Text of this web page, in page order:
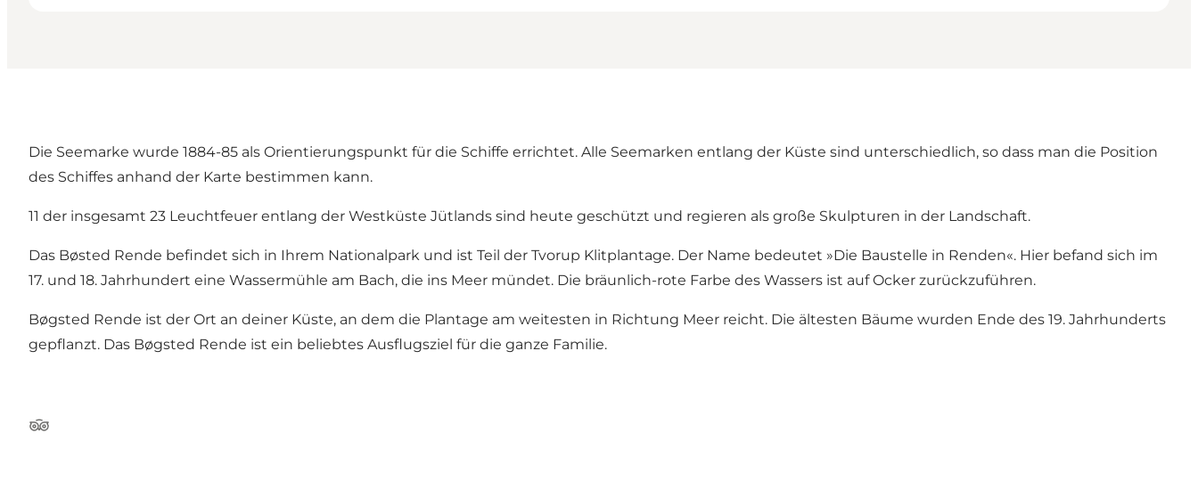
Die Seemarke wurde 1884-85 als Orientierungspunkt für die Schiffe errichtet. Alle Seemarken entlang der Küste sind unterschiedlich, so dass man die Position
des Schiffes anhand der Karte bestimmen kann.
11 der insgesamt 23 Leuchtfeuer entlang der Westküste Jütlands sind heute geschützt und regieren als große Skulpturen in der Landschaft.
Das Bøsted Rende befindet sich in Ihrem Nationalpark und ist Teil der Tvorup Klitplantage. Der Name bedeutet »Die Baustelle in Renden«. Hier befand sich im
17. und 18. Jahrhundert eine Wassermühle am Bach, die ins Meer mündet. Die bräunlich-rote Farbe des Wassers ist auf Ocker zurückzuführen.
Bøgsted Rende ist der Ort an deiner Küste, an dem die Plantage am weitesten in Richtung Meer reicht. Die ältesten Bäume wurden Ende des 19. Jahrhunderts
gepflanzt. Das Bøgsted Rende ist ein beliebtes Ausflugsziel für die ganze Familie.
TripAdvisor